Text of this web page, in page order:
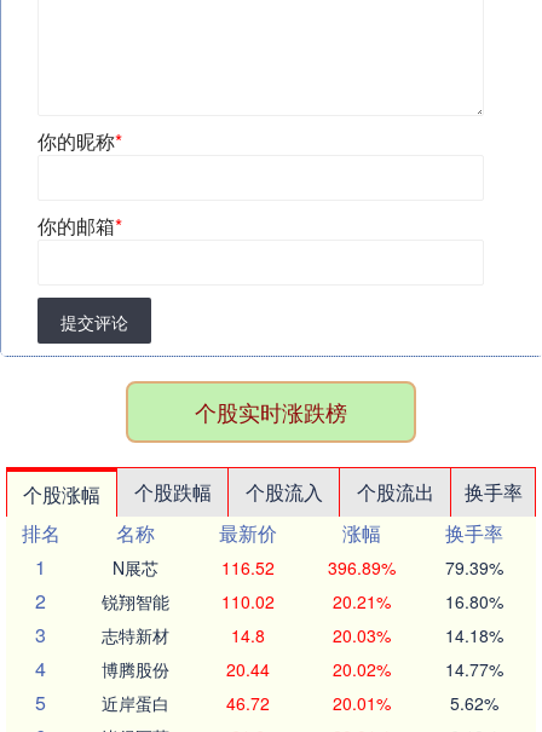
你的昵称*
你的邮箱*
提交评论
个股实时涨跌榜
个股涨幅 个股跌幅 个股流入 个股流出
换手率
排名
名称 最新价 涨幅
换手率
1
N展芯 116.52 396.89% 79.39%
2 锐翔智能 110.02 20.21% 16.80%
3 志特新材 14.8 20.03% 14.18%
4 博腾股份 20.44 20.02% 14.77%
5 近岸蛋白 46.72 20.01% 5.62%